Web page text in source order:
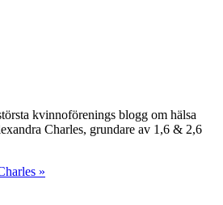
kvinnoförenings blogg om hälsa
Charles, grundare av 1,6 & 2,6
»